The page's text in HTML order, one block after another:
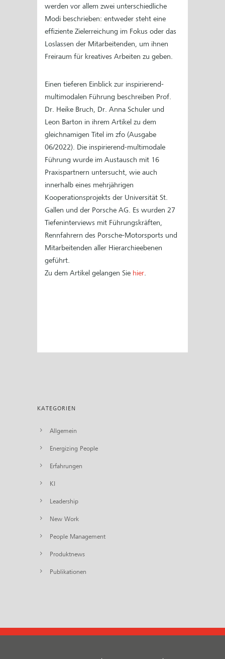
werden vor allem zwei unterschiedliche
Modi beschrieben: entweder steht eine
effiziente Zielerreichung im Fokus oder das
Loslassen der Mitarbeitenden, um ihnen
Freiraum für kreatives Arbeiten zu geben.
Einen tieferen Einblick zur inspirierend-
multimodalen Führung beschreiben Prof.
Dr. Heike Bruch, Dr. Anna Schuler und
Leon Barton in ihrem Artikel zu dem
gleichnamigen Titel im zfo (Ausgabe
06/2022). Die inspirierend-multimodale
Führung wurde im Austausch mit 16
Praxispartnern untersucht, wie auch
innerhalb eines mehrjährigen
Kooperationsprojekts der Universität St.
Gallen und der Porsche AG. Es wurden 27
Tiefeninterviews mit Führungskräften,
Rennfahrern des Porsche-Motorsports und
Mitarbeitenden aller Hierarchieebenen
geführt.
Zu dem Artikel gelangen Sie hier.
KATEGORIEN
Allgemein
Energizing People
Erfahrungen
KI
Leadership
New Work
People Management
Produktnews
Publikationen